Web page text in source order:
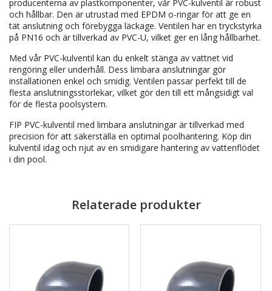
producenterna av plastkomponenter, vår PVC-kulventil är robust
och hållbar. Den är utrustad med EPDM o-ringar för att ge en
tät anslutning och förebygga läckage. Ventilen har en tryckstyrka
på PN16 och är tillverkad av PVC-U, vilket ger en lång hållbarhet.
Med vår PVC-kulventil kan du enkelt stänga av vattnet vid
rengöring eller underhåll. Dess limbara anslutningar gör
installationen enkel och smidig. Ventilen passar perfekt till de
flesta anslutningsstorlekar, vilket gör den till ett mångsidigt val
för de flesta poolsystem.
FIP PVC-kulventil med limbara anslutningar är tillverkad med
precision för att säkerställa en optimal poolhantering. Köp din
kulventil idag och njut av en smidigare hantering av vattenflödet
i din pool.
Relaterade produkter